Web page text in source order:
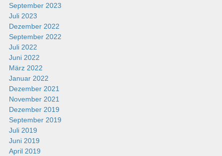
September 2023
Juli 2023
Dezember 2022
September 2022
Juli 2022
Juni 2022
März 2022
Januar 2022
Dezember 2021
November 2021
Dezember 2019
September 2019
Juli 2019
Juni 2019
April 2019